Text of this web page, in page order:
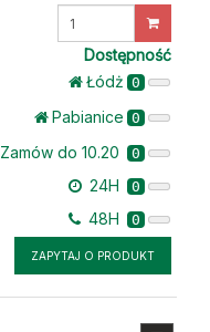
Dostępność
Łódż 0
Pabianice 0
Zamów do 10.20 0
24H 0
48H 0
ZAPYTAJ O PRODUKT